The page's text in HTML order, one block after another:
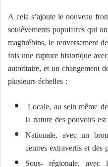
A cela s’ajoute le nouveau
soulèvements populaires qui
maghrébins, le renversement
fois une rupture historique
autoritaire, et un changement
plusieurs échelles :
Locale, au sein même
la nature des pouvoirs
Nationale, avec un
centres extravertis et des
Sous- régionale, avec